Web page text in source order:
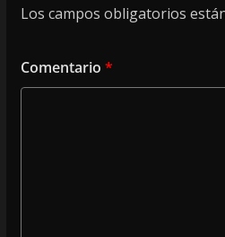
Los campos obligatorios
Comentario *